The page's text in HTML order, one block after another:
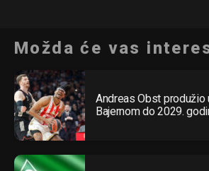
Možda će vas
Andreas Obst produžio
Bajernom do 2029.